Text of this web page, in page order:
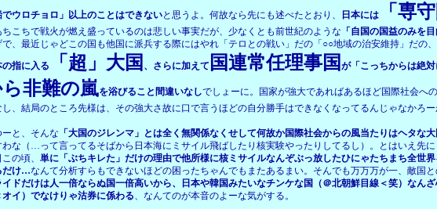
でウロチョロ」以上のことはできないと思うよ。何故なら先にも述べたとおり、 日本には 「専
こちで戦火が燃え盛っているのは悲しい事実だが、少なくとも前世紀のような 「自国の国益のみを
で、最近じゃどこの国も他国に派兵する際にはやれ「テロとの戦い」だの「○○地域の治安維持」だの
指に入る
「超」大国 、さらに加えて 国連常任理事国が「こっちからは絶
非難の嵐を浴びること間違いなしでしょーに。国家が強大であればあるほど国際社会へ
、結局のところ先様は、その強大さ故に口で言うほどの自分勝手はできなくなってるんじゃなかろー
と、そんな 「大国のジレンマ」とは全く無関係なくせして何故か国際社会からの風当たりはヘタな
わな（…って言ってるそばから日本海にミサイル飛ばしたり核実験やったりしてるし）。とはいえ先
この頃、単に「ぶちキレた」だけの理由で他所様に核ミサイルなんぞぶっ放したひにゃたちまち全
だけ…なんて分析すらもできないほどの困ったちゃんでもまたあるまい。そんでも万万万が一、敵国
ドだけは人一倍ならぬ国一倍高いから、日本や韓国みたいなチンケな国（＠北朝鮮目線＜笑）な
イ）でなけりゃ沽券に係わる 、なんてのが本音のよーな気がする。